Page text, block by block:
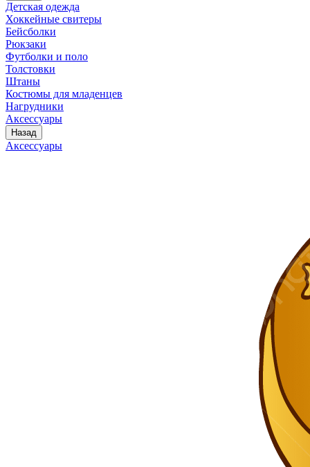
Детская одежда
Хоккейные свитеры
Бейсболки
Рюкзаки
Футболки и поло
Толстовки
Штаны
Костюмы для младенцев
Нагрудники
Аксессуары
Назад
Аксессуары